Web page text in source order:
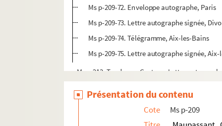
Ms p-209-72. Enveloppe autographe, Paris
Ms p-209-73. Lettre autographe signée,
Ms p-209-74. Télégramme, Aix-les-Bains
Ms p-209-75. Lettre autographe signée,
Ms p-213. Toudouze, Gustave. Lettre
Présentation du contenu
Cote
Ms p-209